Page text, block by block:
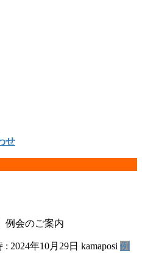
せ
例会のご案内
: 2024年10月29日 kamaposi 例